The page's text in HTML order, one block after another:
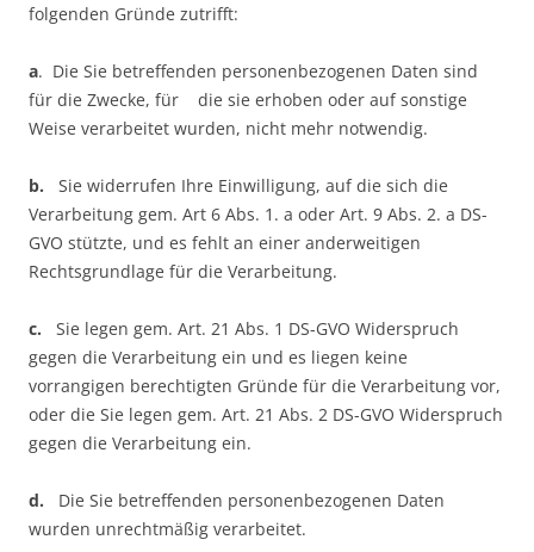
folgenden Gründe zutrifft:
a. Die Sie betreffenden personenbezogenen Daten sind
für die Zwecke, für die sie erhoben oder auf sonstige
Weise verarbeitet wurden, nicht mehr notwendig.
b.
Sie widerrufen Ihre Einwilligung, auf die sich die
Verarbeitung gem. Art 6 Abs. 1. a oder Art. 9 Abs. 2. a DS-
GVO stützte, und es fehlt an einer anderweitigen
Rechtsgrundlage für die Verarbeitung.
c.
Sie legen gem. Art. 21 Abs. 1 DS-GVO Widerspruch
gegen die Verarbeitung ein und es liegen keine
vorrangigen berechtigten Gründe für die Verarbeitung vor,
oder die Sie legen gem. Art. 21 Abs. 2 DS-GVO Widerspruch
gegen die Verarbeitung ein.
d.
Die Sie betreffenden personenbezogenen Daten
wurden unrechtmäßig verarbeitet.